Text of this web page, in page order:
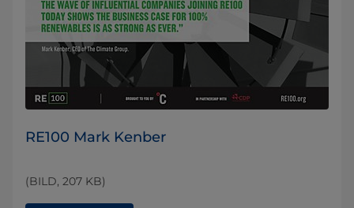
RE100 Mark Kenber
(BILD, 207 KB)